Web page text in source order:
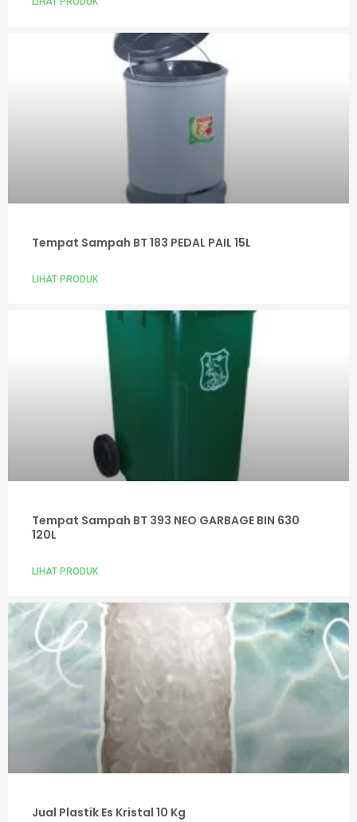
Tempat Sampah BT 183 PEDAL PAIL 15L
LIHAT PRODUK
Tempat Sampah BT 393 NEO GARBAGE BIN 630
120L
LIHAT PRODUK
Jual Plastik Es Kristal 10 Kg